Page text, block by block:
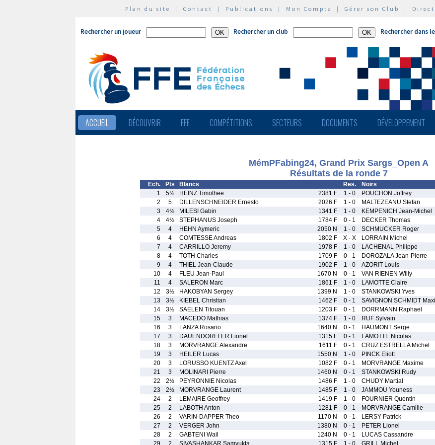
Plan du site | Contact | Publications | Mon Compte | Gérer son Club |
Rechercher un joueur Rechercher un club Rechercher dans
ACCUEIL DÉCOUVRIR FFE COMPÉTITIONS SECTEURS DOCUMENTS DÉVELOPPEMENT
MémPFabing24, Grand Prix Sargs_Open A
Résultats de la ronde 7
Ech. Pts Blancs Res. Noirs
1
5½ HEINZ Timothee 2381 F 1 - 0 POUCHON Joffrey
2
5 DILLENSCHNEIDER Ernesto 2026 F 1 - 0 MALTEZEANU Stefan
3
4½ MILESI Gabin 1341 F 1 - 0 KEMPENICH Jean-Michel
4
4½ STEPHANUS Joseph 1784 F 0 - 1 DECKER Thomas
5
4 HEHN Aymeric 2050 N 1 - 0 SCHMUCKER Roger
6
4 COMTESSE Andreas 1802 F X - X LORRAIN Michel
7
4 CARRILLO Jeremy 1978 F 1 - 0 LACHENAL Philippe
8
4 TOTH Charles 1709 F 0 - 1 DOROZALA Jean-Pierre
9
4 THIEL Jean-Claude 1902 F 1 - 0 AZORIT Louis
10
4 FLEU Jean-Paul 1670 N 0 - 1 VAN RIENEN Willy
11
4 SALERON Marc 1861 F 1 - 0 LAMOTTE Claire
12
3½ HAKOBYAN Sergey 1399 N 1 - 0 STANKOWSKI Yves
13
3½ KIEBEL Christian 1462 F 0 - 1 SAVIGNON SCHMIDT
14
3½ SAELEN Titouan 1203 F 0 - 1 DORRMANN Raphael
15
3 MACEDO Mathias 1374 F 1 - 0 RUF Sylvain
16
3 LANZA Rosario 1640 N 0 - 1 HAUMONT Serge
17
3 DAUENDORFFER Lionel 1315 F 0 - 1 LAMOTTE Nicolas
18
3 MORVRANGE Alexandre 1611 F 0 - 1 CRUZ ESTRELLA Michel
19
3 HEILER Lucas 1550 N 1 - 0 PINCK Eliott
20
3 LORUSSO KUENTZ Axel 1082 F 0 - 1 MORVRANGE Maxime
21
3 MOLINARI Pierre 1460 N 0 - 1 STANKOWSKI Rudy
22
2½ PEYRONNIE Nicolas 1486 F 1 - 0 CHUDY Martial
23
2½ MORVRANGE Laurent 1485 F 1 - 0 JAMMOU Youness
24
2 LEMAIRE Geoffrey 1419 F 1 - 0 FOURNIER Quentin
25
2 LABOTH Anton 1281 F 0 - 1 MORVRANGE Camille
26
2 VARIN-DAPPER Theo 1170 N 0 - 1 LERSY Patrick
27
2 VERGER John 1380 N 0 - 1 PETER Lionel
28
2 GABTENI Wail 1240 N 0 - 1 LUCAS Cassandre
29
2 SIVASHANKAR Samyukta 1315 F 1 - 0 GRILL Michel